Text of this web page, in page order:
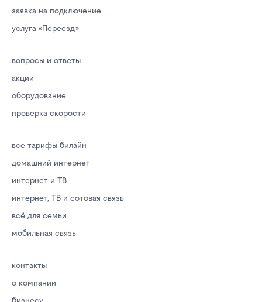
заявка на подключение
услуга «Переезд»
вопросы и ответы
акции
оборудование
проверка скорости
все тарифы билайн
домашний интернет
интернет и ТВ
интернет, ТВ и сотовая связь
всё для семьи
мобильная связь
контакты
о компании